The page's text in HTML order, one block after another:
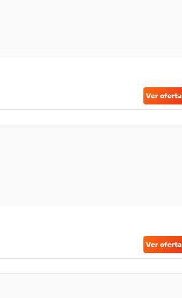
Ver oferta
Ver oferta